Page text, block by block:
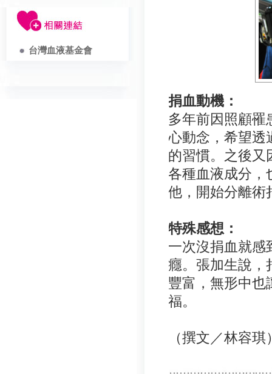
台灣血液基金會
捐血動機：
多年前因照顧罹
心動念，希望透
的習慣。之後又
各種血液成分，
他，開始分離術
特殊感想：
一次沒捐血就感
癮。張加生說，
豐富，無形中也
福。
（撰文／林容琪